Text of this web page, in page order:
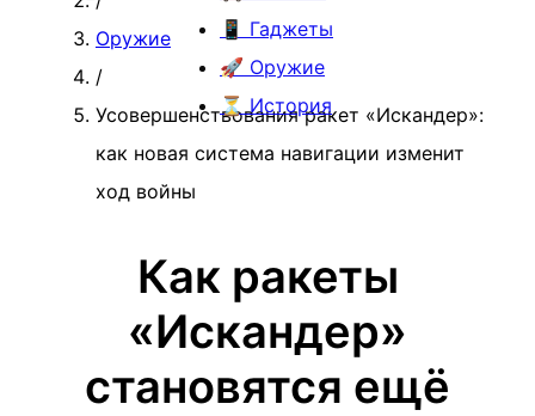
📱 Гаджеты
🚀 Оружие
⏳ История
Оружие
/
Усовершенствования ракет «Искандер»:
как новая система навигации изменит
ход войны
Как ракеты
«Искандер»
становятся ещё